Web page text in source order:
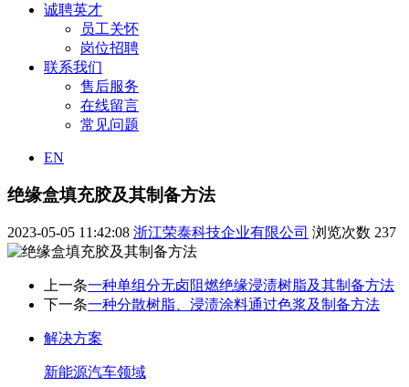
诚聘英才
员工关怀
岗位招聘
联系我们
售后服务
在线留言
常见问题
EN
绝缘盒填充胶及其制备方法
2023-05-05 11:42:08 浙江荣泰科技企业有限公司 浏览次数 237
上一条一种单组分无卤阻燃绝缘浸渍树脂及其制备方法
下一条一种分散树脂、浸渍涂料通过色浆及制备方法
解决方案
新能源汽车领域